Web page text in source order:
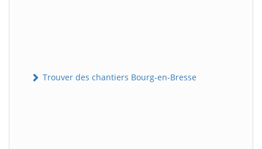
Trouver des chantiers Bourg-en-Bresse